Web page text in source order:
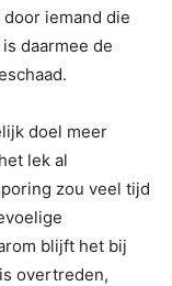
iemand die
daarmee de
doel meer
lek al
zou veel tijd
blijft het bij
overtreden,